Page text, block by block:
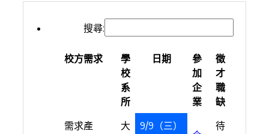
搜尋:
校方需求
學
校
系
所
日期
參
加
企
業
徵
才
職
缺
需求產
大
9/9（三）
待